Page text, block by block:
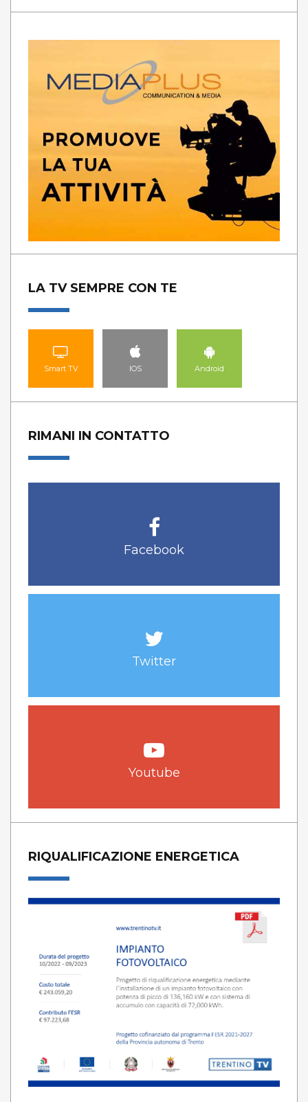
LA TV SEMPRE CON TE
Smart TV IOS Android
RIMANI IN CONTATTO
Facebook
Twitter
Youtube
RIQUALIFICAZIONE ENERGETICA